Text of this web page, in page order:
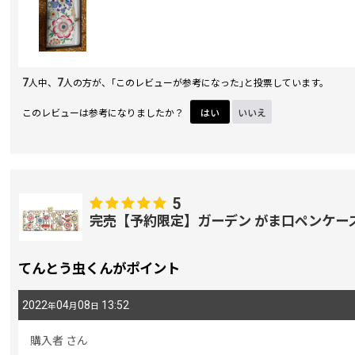
7人中、 7人の方が、｢このレビューが参考になった｣と投票しています。
このレビューは参考になりましたか？ はい いいえ
5
完売【予約限定】ガーデン がま口ペンケー
てんとう虫くんがポイント
2022年04月 08 日 13:52
購入者 さん